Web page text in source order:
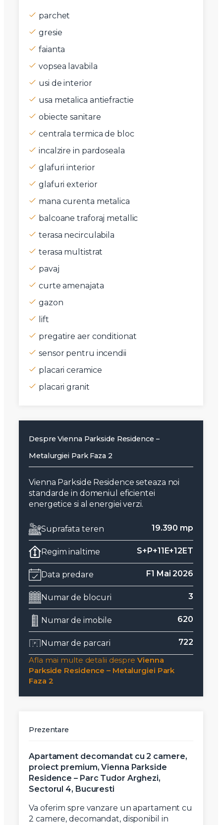
parchet
gresie
faianta
vopsea lavabila
usi de interior
usa metalica antiefractie
obiecte sanitare
centrala termica de bloc
incalzire in pardoseala
glafuri interior
glafuri exterior
mana curenta metalica
balcoane traforaj metallic
terasa necirculabila
terasa multistrat
pavaj
curte amenajata
gazon
lift
pregatire aer conditionat
sensor pentru incendii
placari ceramice
placari granit
Despre Vienna Parkside Residence –
Metalurgiei Park Faza 2
Vienna Parkside Residence seteaza noi
standarde in domeniul eficientei
energetice si al energiei verzi.
Suprafata teren 19.390 mp
Regim inaltime S+P+11E+12ET
Data predare F1 Mai 2026
Numar de blocuri 3
Numar de imobile 620
Numar de parcari
722
Afla mai multe detalii despre Vienna
Parkside Residence – Metalurgiei Park
Faza 2
Prezentare
Apartament decomandat cu 2 camere,
proiect premium, Vienna Parkside
Residence – Parc Tudor Arghezi,
Sectorul 4, Bucuresti
Va oferim spre vanzare un apartament cu
2 camere, decomandat, disponibil in